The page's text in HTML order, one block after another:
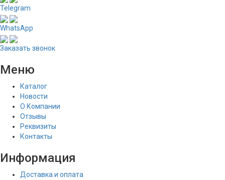
Telegram
WhatsApp
Заказать звонок
Меню
Каталог
Новости
О Компании
Отзывы
Реквизиты
Контакты
Информация
Доставка и оплата